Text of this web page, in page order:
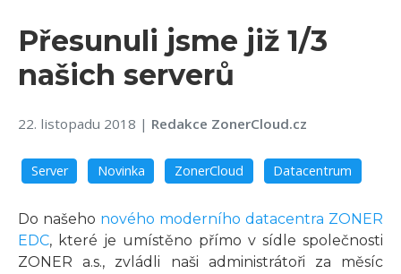
Přesunuli jsme již 1/3
našich serverů
22. listopadu 2018 | Redakce ZonerCloud.cz
Server Novinka ZonerCloud Datacentrum
Do našeho nového moderního datacentra ZONER
EDC, které je umístěno přímo v sídle společnosti
ZONER a.s., zvládli naši administrátoři za měsíc